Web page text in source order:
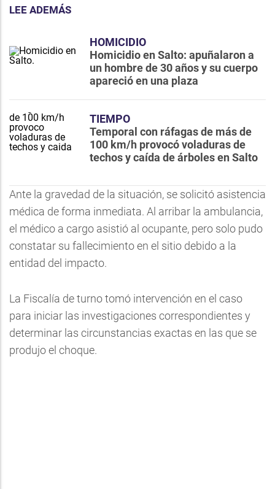
LEE ADEMÁS
HOMICIDIO
Homicidio en Salto: apuñalaron a
un hombre de 30 años y su cuerpo
apareció en una plaza
TIEMPO
Temporal con ráfagas de más de
100 km/h provocó voladuras de
techos y caída de árboles en Salto
Ante la gravedad de la situación, se solicitó asistencia
médica de forma inmediata. Al arribar la ambulancia,
el médico a cargo asistió al ocupante, pero solo pudo
constatar su fallecimiento en el sitio debido a la
entidad del impacto.
La Fiscalía de turno tomó intervención en el caso
para iniciar las investigaciones correspondientes y
determinar las circunstancias exactas en las que se
produjo el choque.